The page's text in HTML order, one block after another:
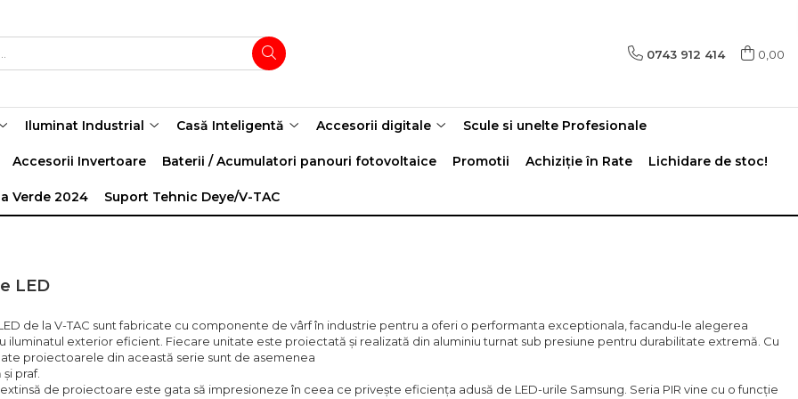
0743 912 414 0,00
Iluminat Industrial Casă Inteligentă Accesorii digitale Scule si unelte Profesionale
Accesorii Invertoare Baterii / Acumulatori panouri fotovoltaice Promotii Achiziție în Rate Lichidare de stoc!
Verde 2024 Suport Tehnic Deye/V-TAC
LED
de la V-TAC sunt fabricate cu componente de vârf în industrie pentru a oferi o performanta exceptionala, facandu-le alegerea
iluminatul exterior eficient. Fiecare unitate este proiectată și realizată din aluminiu turnat sub presiune pentru durabilitate extremă. Cu
proiectoarele din această serie sunt de asemenea
praf.
de proiectoare este gata să impresioneze în ceea ce privește eficiența adusă de LED-urile Samsung. Seria PIR vine cu o funcție